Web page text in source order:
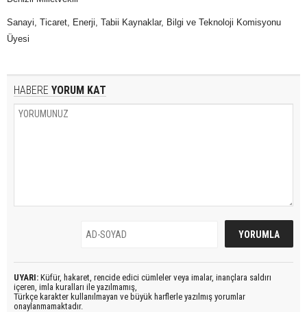
Sanayi, Ticaret, Enerji, Tabii Kaynaklar, Bilgi ve Teknoloji Komisyonu
Üyesi
HABERE YORUM KAT
UYARI: Küfür, hakaret, rencide edici cümleler veya imalar, inançlara saldırı
içeren, imla kuralları ile yazılmamış,
Türkçe karakter kullanılmayan ve büyük harflerle yazılmış yorumlar
onaylanmamaktadır.